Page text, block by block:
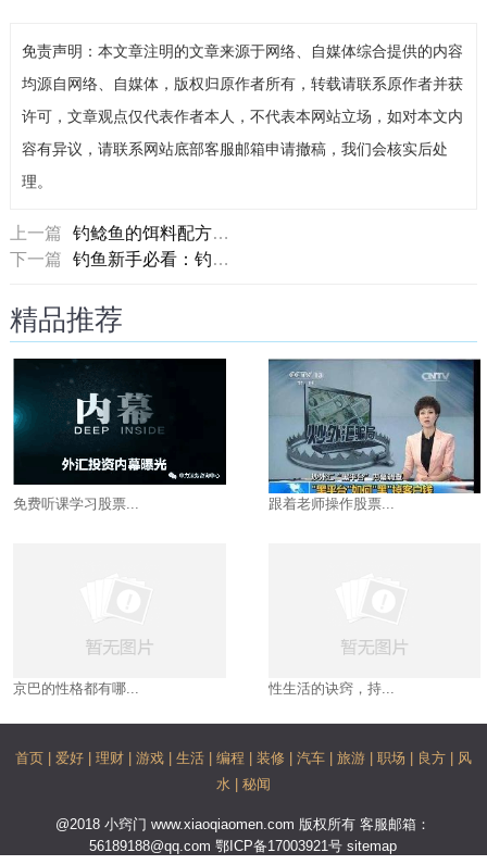
免责声明：本文章注明的文章来源于网络、自媒体综合提供的内容
均源自网络、自媒体，版权归原作者所有，转载请联系原作者并获
许可，文章观点仅代表作者本人，不代表本网站立场，如对本文内
容有异议，请联系网站底部客服邮箱申请撤稿，我们会核实后处
理。
上一篇
钓鲶鱼的饵料配方与钓鲶鱼的实战技巧
下一篇
钓鱼新手必看：钓鱼竿的种类和用途
精品推荐
免费听课学习股票... 跟着老师操作股票...
京巴的性格都有哪... 性生活的诀窍，持...
首页 | 爱好 | 理财 | 游戏 | 生活 | 编程 | 装修 | 汽车 | 旅游 | 职场 | 良方 | 风
水 | 秘闻
@2018 小窍门 www.xiaoqiaomen.com 版权所有 客服邮箱：
56189188@qq.com鄂ICP备17003921号sitemap